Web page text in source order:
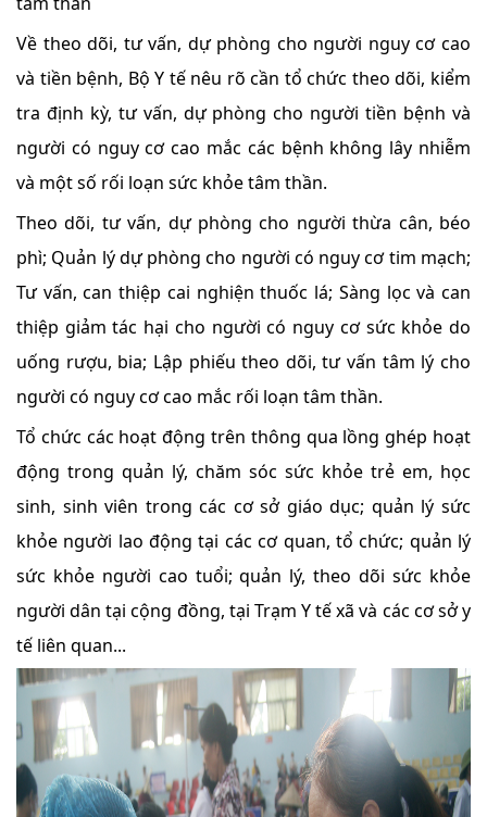
Về theo dõi, tư vấn, dự phòng cho người nguy cơ cao
và tiền bệnh, Bộ Y tế nêu rõ cần tổ chức theo dõi, kiểm
tra định kỳ, tư vấn, dự phòng cho người tiền bệnh và
người có nguy cơ cao mắc các bệnh không lây nhiễm
và một số rối loạn sức khỏe tâm thần.
Theo dõi, tư vấn, dự phòng cho người thừa cân, béo
phì; Quản lý dự phòng cho người có nguy cơ tim mạch;
Tư vấn, can thiệp cai nghiện thuốc lá; Sàng lọc và can
thiệp giảm tác hại cho người có nguy cơ sức khỏe do
uống rượu, bia; Lập phiếu theo dõi, tư vấn tâm lý cho
người có nguy cơ cao mắc rối loạn tâm thần.
Tổ chức các hoạt động trên thông qua lồng ghép hoạt
động trong quản lý, chăm sóc sức khỏe trẻ em, học
sinh, sinh viên trong các cơ sở giáo dục; quản lý sức
khỏe người lao động tại các cơ quan, tổ chức; quản lý
sức khỏe người cao tuổi; quản lý, theo dõi sức khỏe
người dân tại cộng đồng, tại Trạm Y tế xã và các cơ sở y
tế liên quan...